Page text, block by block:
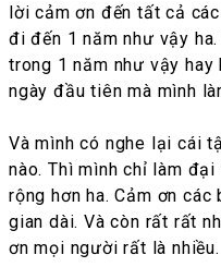
lời cảm ơn đến tất cả
đi đến 1 năm như vậy
trong 1 năm như vậy
ngày đầu tiên mà mình
Và mình có nghe lại cái
nào. Thì mình chỉ làm
rộng hơn ha. Cảm ơn
gian dài. Và còn rất rất
ơn mọi người rất là